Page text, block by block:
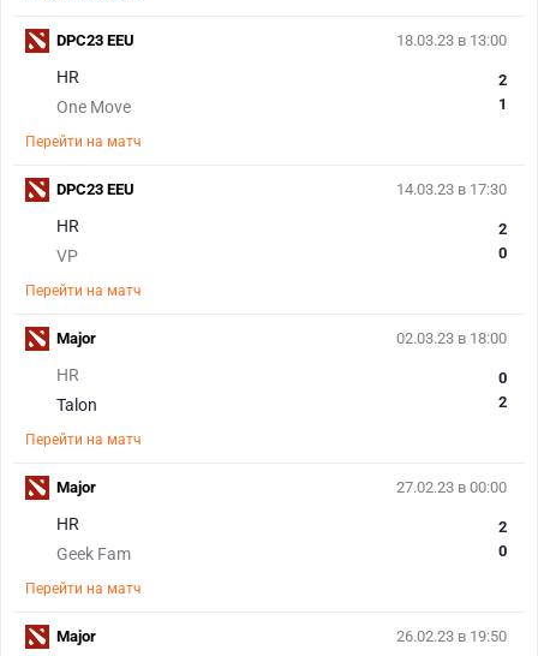
18.03.23 в 13:00
HR
One Move
2
1
Перейти на матч
DPC23 EEU
14.03.23 в 17:30
HR
VP
2
0
Перейти на матч
DPC23 EEU
02.03.23 в 18:00
HR
Talon
0
2
Перейти на матч
Major
27.02.23 в 00:00
HR
Geek Fam
2
0
Перейти на матч
Major
26.02.23 в 19:50
Major